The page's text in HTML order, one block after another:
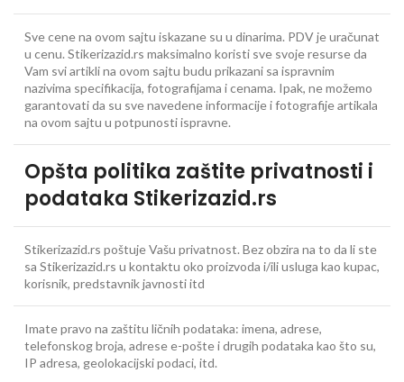
Sve cene na ovom sajtu iskazane su u dinarima. PDV je uračunat
u cenu. Stikerizazid.rs maksimalno koristi sve svoje resurse da
Vam svi artikli na ovom sajtu budu prikazani sa ispravnim
nazivima specifikacija, fotografijama i cenama. Ipak, ne možemo
garantovati da su sve navedene informacije i fotografije artikala
na ovom sajtu u potpunosti ispravne.
Opšta politika zaštite privatnosti i
podataka Stikerizazid.rs
Stikerizazid.rs poštuje Vašu privatnost. Bez obzira na to da li ste
sa Stikerizazid.rs u kontaktu oko proizvoda i/ili usluga kao kupac,
korisnik, predstavnik javnosti itd
Imate pravo na zaštitu ličnih podataka: imena, adrese,
telefonskog broja, adrese e-pošte i drugih podataka kao što su,
IP adresa, geolokacijski podaci, itd.